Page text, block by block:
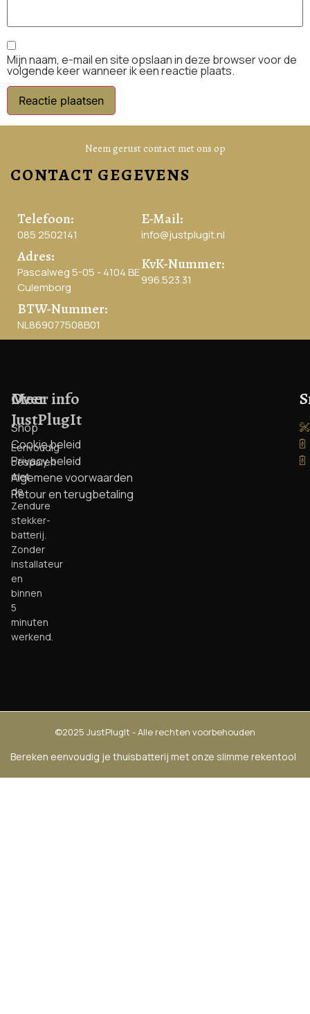
Mijn naam, e-mail en site opslaan in deze browser voor de
volgende keer wanneer ik een reactie plaats.
Neem gerust contact met ons op
CONTACT GEGEVENS
Telefoon:
085 2502141
E-Mail:
info@justplugit.nl
Adres:
Pascalweg 5-05 - 4104 BE
Culemborg
KvK-Nummer:
996.523.31
BTW-Nummer:
NL869077508B01
Over
JustPlugIt
Eenvoudig
besparen
met
de
Zendure
stekker-
batterij.
Zonder
installateur
en
binnen
5
minuten
werkend.
Meer info
Shop
Cookie beleid
Privacy beleid
Algemene voorwaarden
Retour en terugbetaling
©2025 JustPlugIt - Alle rechten voorbehouden
Bereken eenvoudig je thuisbatterij met onze slimme rekentool